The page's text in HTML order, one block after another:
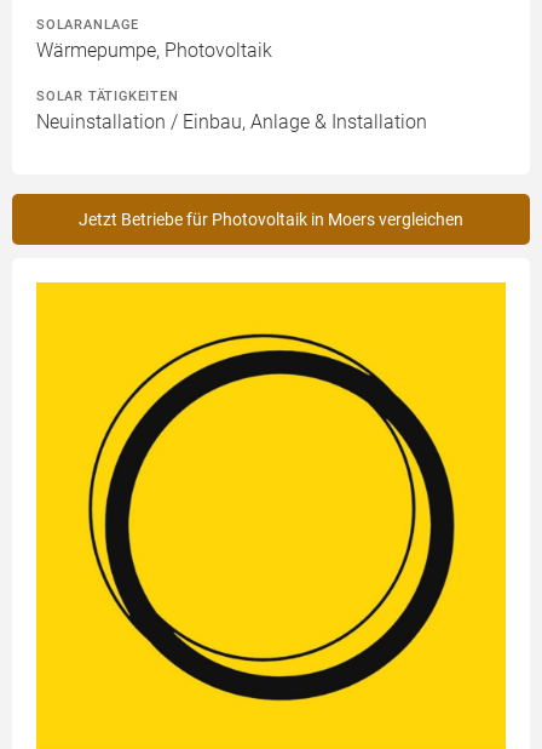
SOLARANLAGE
Wärmepumpe, Photovoltaik
SOLAR TÄTIGKEITEN
Neuinstallation / Einbau, Anlage & Installation
Jetzt Betriebe für Photovoltaik in Moers vergleichen